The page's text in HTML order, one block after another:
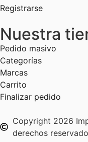
Registrarse
Nuestra
Pedido masivo
Categorías
Marcas
Carrito
Finalizar pedido
Copyright 2026
derechos